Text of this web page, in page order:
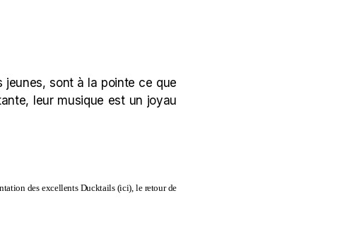
jeunes, sont à la pointe ce que
leur musique est un joyau
des excellents Ducktails (ici), le retour de